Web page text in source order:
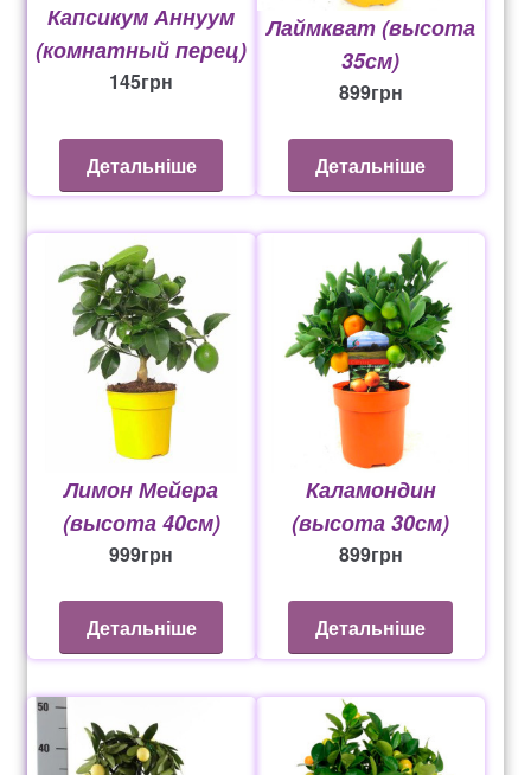
Капсикум Аннуум
(комнатный перец)
145грн
Детальніше
Лаймкват (высота
35см)
899грн
Детальніше
Лимон Мейера
(высота 40см)
999грн
Детальніше
Каламондин
(высота 30см)
899грн
Детальніше